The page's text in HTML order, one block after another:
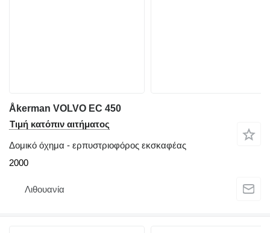
Åkerman VOLVO EC 450
Τιμή κατόπιν αιτήματος
Δομικό όχημα - ερπυστριοφόρος εκσκαφέας
2000
Λιθουανία